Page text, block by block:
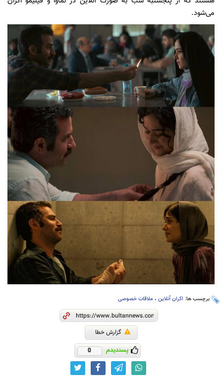
می‌شود.
برچسب ها: اکران آنلاین ، ملاقات خصوصی
گزارش خطا
پسندیدم 0